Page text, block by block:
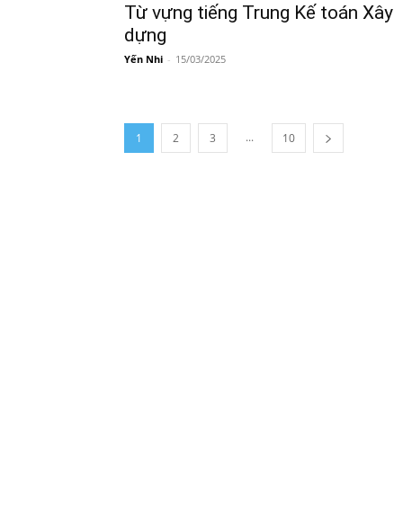
Từ vựng tiếng Trung Kế toán Xây
dựng
Yến Nhi - 15/03/2025
1 2 3 ... 10